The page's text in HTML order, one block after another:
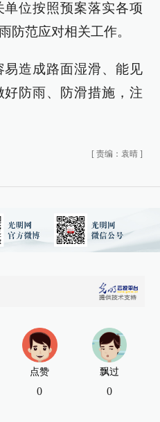
位按照预案落实各项
防范应对相关工作。
造成路面湿滑、能见
防雨、防滑措施，注
[ 责编：袁晴 ]
点赞
0
飘过
0